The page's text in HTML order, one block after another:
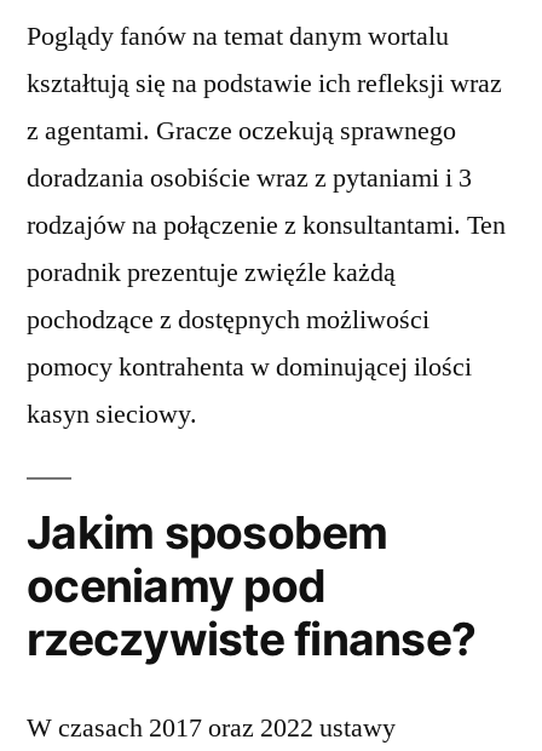
Poglądy fanów na temat danym wortalu
kształtują się na podstawie ich refleksji wraz
z agentami. Gracze oczekują sprawnego
doradzania osobiście wraz z pytaniami i 3
rodzajów na połączenie z konsultantami. Ten
poradnik prezentuje zwięźle każdą
pochodzące z dostępnych możliwości
pomocy kontrahenta w dominującej ilości
kasyn sieciowy.
Jakim sposobem
oceniamy pod
rzeczywiste finanse?
W czasach 2017 oraz 2022 ustawy